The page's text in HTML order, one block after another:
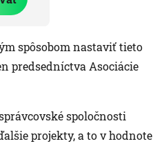
spôsobom nastaviť tieto
predsedníctva Asociácie
spoločnosti
projekty, a to v hodnote